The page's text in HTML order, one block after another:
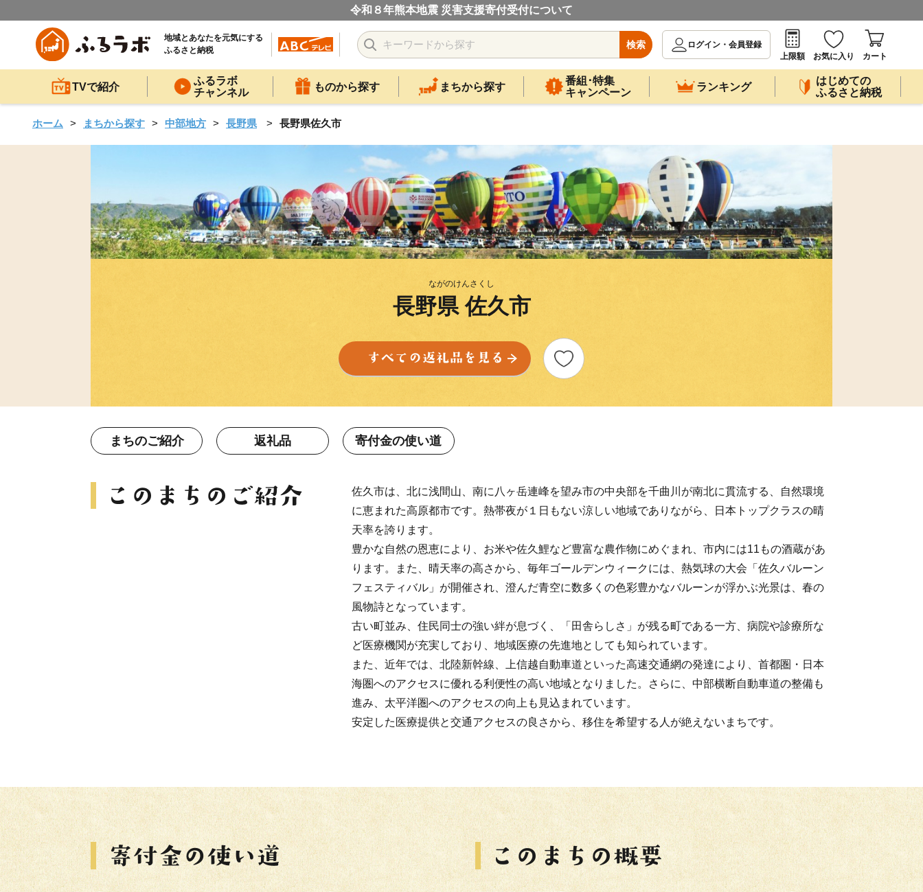
令和８年熊本地震 災害支援寄付受付について
地域とあなたを元気にする
ふるさと納税
検索
ログイン・会員登録
上限額
お気に入り カート
TVで紹介
ふるラボ
チャンネル
ものから探す まちから探す
番組･特集
キャンペーン
ランキング
はじめての
ふるさと納税
ホーム まちから探す 中部地方 長野県 長野県佐久市
ながのけんさくし
長野県 佐久市
まちのご紹介 返礼品 寄付金の使い道
佐久市は、北に浅間山、南に八ヶ岳連峰を望み市の中央部を千曲川が南北に貫流する、自然環境
に恵まれた高原都市です。熱帯夜が１日もない涼しい地域でありながら、日本トップクラスの晴
天率を誇ります。
豊かな自然の恩恵により、お米や佐久鯉など豊富な農作物にめぐまれ、市内には11もの酒蔵があ
ります。また、晴天率の高さから、毎年ゴールデンウィークには、熱気球の大会「佐久バルーン
フェスティバル」が開催され、澄んだ青空に数多くの色彩豊かなバルーンが浮かぶ光景は、春の
風物詩となっています。
古い町並み、住民同士の強い絆が息づく、「田舎らしさ」が残る町である一方、病院や診療所な
ど医療機関が充実しており、地域医療の先進地としても知られています。
また、近年では、北陸新幹線、上信越自動車道といった高速交通網の発達により、首都圏・日本
海圏へのアクセスに優れる利便性の高い地域となりました。さらに、中部横断自動車道の整備も
進み、太平洋圏へのアクセスの向上も見込まれています。
安定した医療提供と交通アクセスの良さから、移住を希望する人が絶えないまちです。